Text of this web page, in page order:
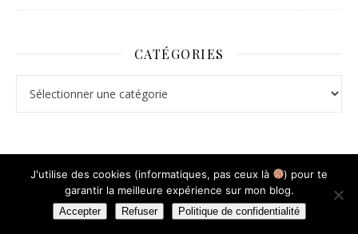
CATÉGORIES
Mentions légales
Thème Ashe parWP Royal.
J'utilise des cookies (informatiques, pas ceux là
) pour te
garantir la meilleure expérience sur mon blog.
Accepter Refuser Politique de confidentialité